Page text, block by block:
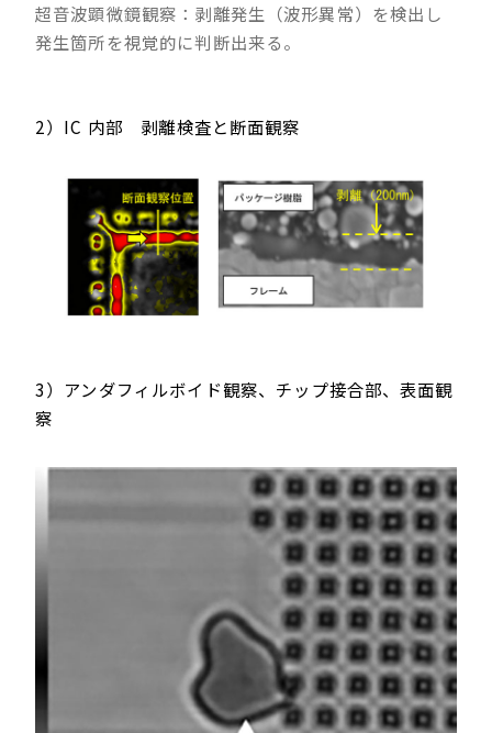
超音波顕微鏡観察：剥離発生（波形異常）を検出し
発生箇所を視覚的に判断出来る。
2）IC 内部 剥離検査と断面観察
3）アンダフィルボイド観察、チップ接合部、表面観
察